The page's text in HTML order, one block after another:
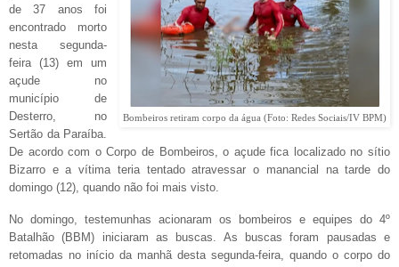
Bombeiros retiram corpo da água (Foto: Redes Sociais/IV BPM)
de 37 anos foi
encontrado morto
nesta segunda-
feira (13) em um
açude no
município de
Desterro, no
Sertão da Paraíba.
De acordo com o Corpo de Bombeiros, o açude fica localizado no sítio
Bizarro e a vítima teria tentado atravessar o manancial na tarde do
domingo (12), quando não foi mais visto.
No domingo, testemunhas acionaram os bombeiros e equipes do 4º
Batalhão (BBM) iniciaram as buscas. As buscas foram pausadas e
retomadas no início da manhã desta segunda-feira, quando o corpo do